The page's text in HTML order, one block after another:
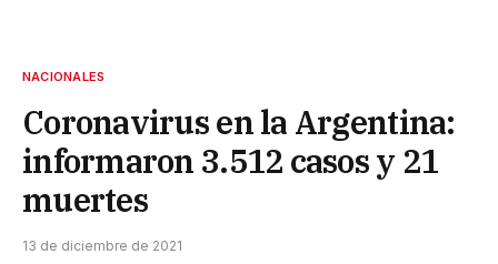
NACIONALES
Coronavirus en la Argentina:
informaron 3.512 casos y 21
muertes
13 de diciembre de 2021